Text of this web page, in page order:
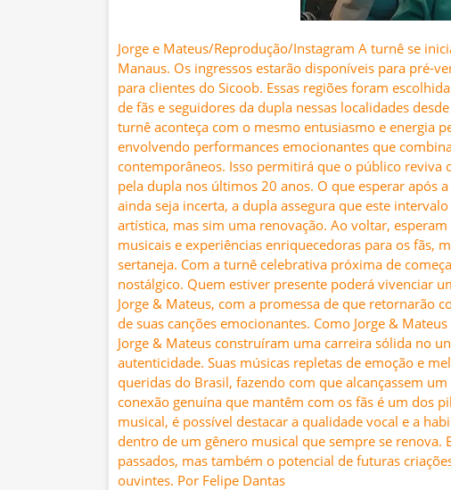
Jorge e Mateus/Reprodução/Instagram A turnê se
Manaus. Os ingressos estarão disponíveis para pré-
para clientes do Sicoob. Essas regiões foram
de fãs e seguidores da dupla nessas localidades
turnê aconteça com o mesmo entusiasmo e energia
envolvendo performances emocionantes que
contemporâneos. Isso permitirá que o público
pela dupla nos últimos 20 anos. O que esperar após
ainda seja incerta, a dupla assegura que este
artística, mas sim uma renovação. Ao voltar,
musicais e experiências enriquecedoras para os fãs,
sertaneja. Com a turnê celebrativa próxima de
nostálgico. Quem estiver presente poderá vivenciar
Jorge & Mateus, com a promessa de que retornarão
de suas canções emocionantes. Como Jorge &
Jorge & Mateus construíram uma carreira sólida no
autenticidade. Suas músicas repletas de emoção e
queridas do Brasil, fazendo com que alcançassem
conexão genuína que mantêm com os fãs é um dos
musical, é possível destacar a qualidade vocal e a
dentro de um gênero musical que sempre se renova.
passados, mas também o potencial de futuras
ouvintes. Por Felipe Dantas